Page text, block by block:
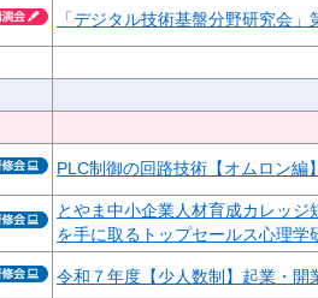
「デジタル技術基盤分野研究会
PLC制御の回路技術【オムロン編
とやま中小企業人材育成カレッ
を手に取るトップセールス心理学
令和７年度【少人数制】起業・開